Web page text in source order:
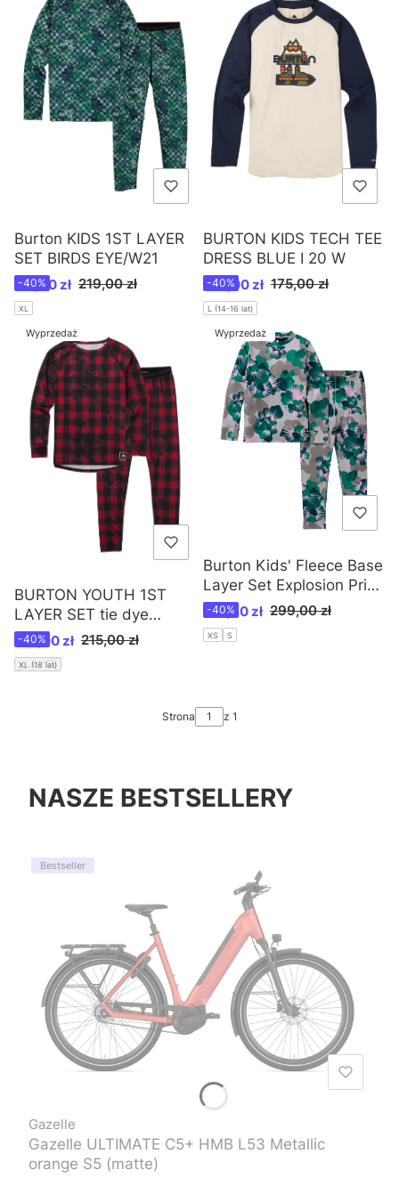
Burton KIDS 1ST LAYER
SET BIRDS EYE/W21
Cena promocyjna
131,40 zł 219,00 zł
-40%
XL
BURTON KIDS TECH TEE
DRESS BLUE I 20 W
Cena promocyjna
105,00 zł 175,00 zł
-40%
L (14-16 lat)
Wyprzedaż
BURTON YOUTH 1ST
LAYER SET tie dye
buffalo | W 18
Cena promocyjna
129,00 zł 215,00 zł
-40%
XL (18 lat)
Wyprzedaż
Burton Kids' Fleece Base
Layer Set Explosion Print
/W25
Cena promocyjna
179,40 zł 299,00 zł
-40%
XS S
Strona z 1
NASZE BESTSELLERY
Bestseller
Gazelle ULTIMATE C5+ HMB L53 Metallic
orange S5 (matte)
Gazelle